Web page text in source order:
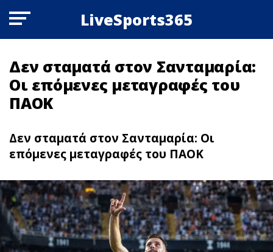
LiveSports365
Δεν σταματά στον Σανταμαρία:
Οι επόμενες μεταγραφές του
ΠΑΟΚ
Δεν σταματά στον Σανταμαρία: Οι
επόμενες μεταγραφές του ΠΑΟΚ